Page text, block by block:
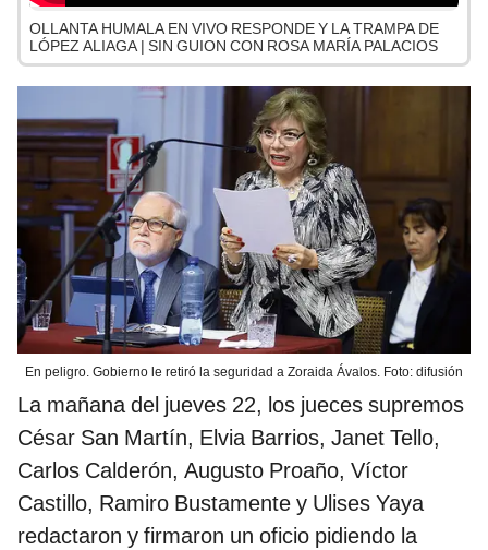
OLLANTA HUMALA EN VIVO RESPONDE Y LA TRAMPA DE
LÓPEZ ALIAGA | SIN GUION CON ROSA MARÍA PALACIOS
En peligro. Gobierno le retiró la seguridad a Zoraida Ávalos. Foto: difusión
La mañana del jueves 22, los jueces supremos
César San Martín, Elvia Barrios, Janet Tello,
Carlos Calderón, Augusto Proaño, Víctor
Castillo, Ramiro Bustamente y Ulises Yaya
redactaron y firmaron un oficio pidiendo la